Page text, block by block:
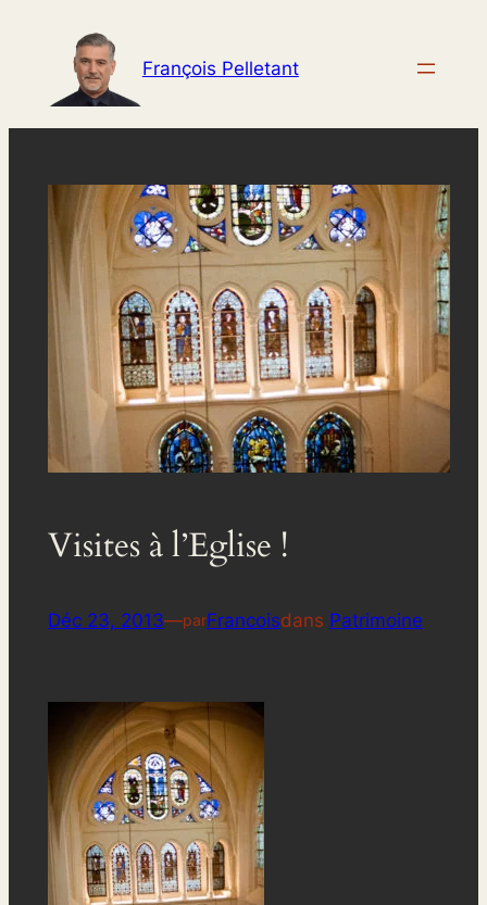
contenu
François Pelletant
Visites à l’Eglise !
Déc 23, 2013—parFrancoisdans Patrimoine